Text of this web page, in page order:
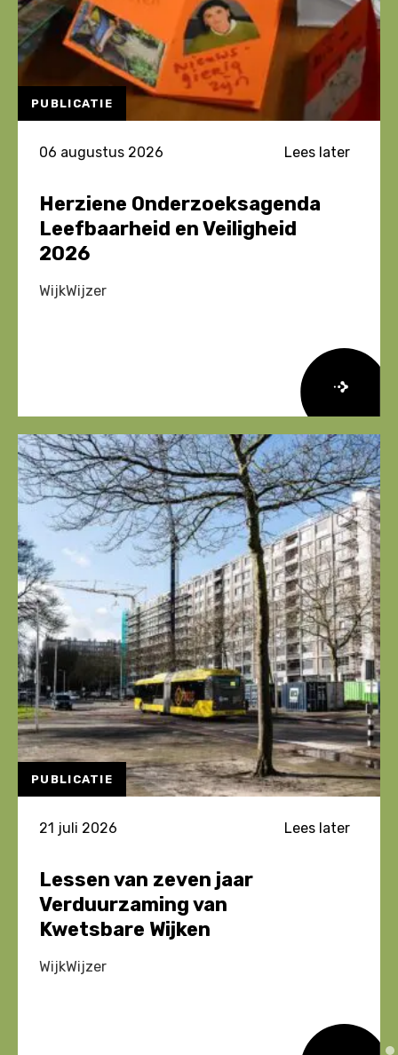
PUBLICATIE
06 augustus 2026 Lees later
Herziene Onderzoeksagenda
Leefbaarheid en Veiligheid
2026
WijkWijzer
meer
over
Herziene
Onderzoeksagenda
Leefbaarheid
en
Veiligheid
2026
PUBLICATIE
21 juli 2026 Lees later
Lessen van zeven jaar
Verduurzaming van
Kwetsbare Wijken
WijkWijzer